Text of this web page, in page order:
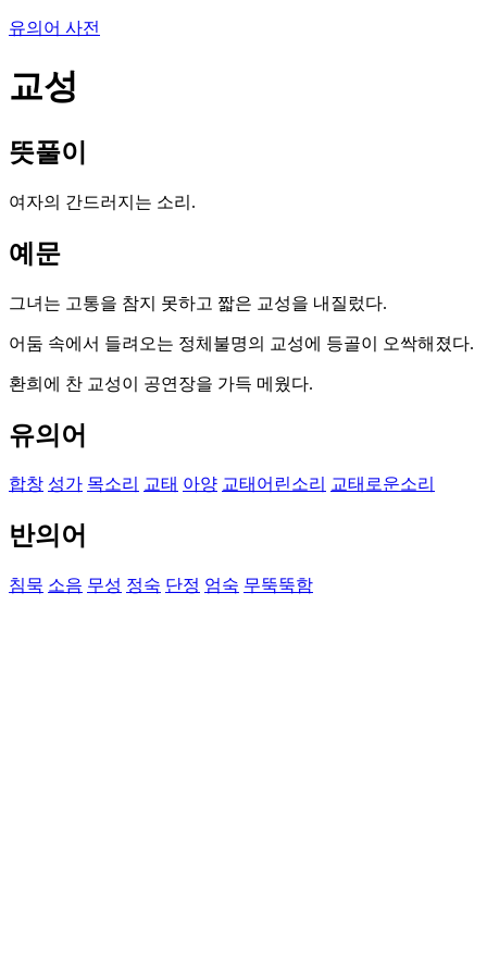
유의어 사전
교성
뜻풀이
여자의 간드러지는 소리.
예문
그녀는 고통을 참지 못하고 짧은 교성을 내질렀다.
어둠 속에서 들려오는 정체불명의 교성에 등골이 오싹해졌다.
환희에 찬 교성이 공연장을 가득 메웠다.
유의어
합창 성가 목소리 교태 아양 교태어린소리 교태로운소리
반의어
침묵 소음 무성 정숙 단정 엄숙 무뚝뚝함